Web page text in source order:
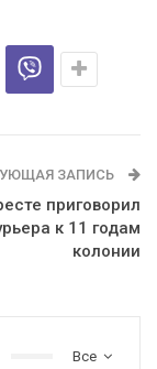
ЗАПИСЬ
приговорил
к 11 годам
колонии
Все